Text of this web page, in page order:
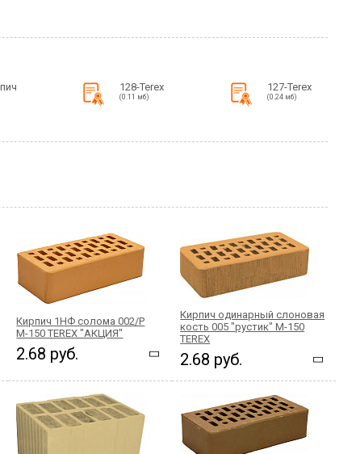
128-Terex
(0.11 мб)
127-Terex
(0.24 мб)
Кирпич 1НФ солома 002/Р
М-150 TEREX "АКЦИЯ"
2.68 руб.
Кирпич одинарный слоновая
кость 005 "рустик" М-150
TEREX
2.68 руб.